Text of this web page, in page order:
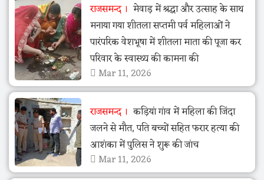
राजसमन्द
मेवाड़ में श्रद्धा और उत्साह के साथ
मनाया गया शीतला सप्तमी पर्व महिलाओं ने
पारंपरिक वेशभूषा में शीतला माता की पूजा कर
परिवार के स्वास्थ्य की कामना की
Mar 11, 2026
राजसमन्द
कड़ियां गांव में महिला की जिंदा
जलने से मौत, पति बच्चों सहित फरार हत्या की
आशंका में पुलिस ने शुरू की जांच
Mar 11, 2026